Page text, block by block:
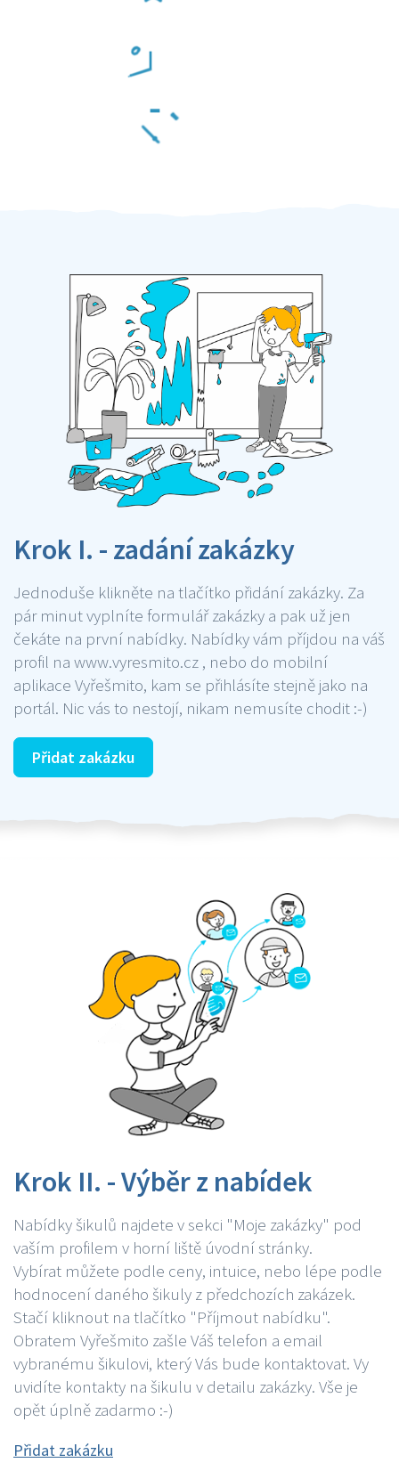
Krok I. - zadání zakázky
Jednoduše klikněte na tlačítko přidání zakázky. Za
pár minut vyplníte formulář zakázky a pak už jen
čekáte na první nabídky. Nabídky vám příjdou na váš
profil na www.vyresmito.cz , nebo do mobilní
aplikace Vyřešmito, kam se přihlásíte stejně jako na
portál. Nic vás to nestojí, nikam nemusíte chodit :-)
Přidat zakázku
Krok II. - Výběr z nabídek
Nabídky šikulů najdete v sekci "Moje zakázky" pod
vaším profilem v horní liště úvodní stránky.
Vybírat můžete podle ceny, intuice, nebo lépe podle
hodnocení daného šikuly z předchozích zakázek.
Stačí kliknout na tlačítko "Příjmout nabídku".
Obratem Vyřešmito zašle Váš telefon a email
vybranému šikulovi, který Vás bude kontaktovat. Vy
uvidíte kontakty na šikulu v detailu zakázky. Vše je
opět úplně zadarmo :-)
Přidat zakázku